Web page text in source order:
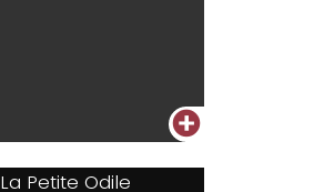
+
La Petite Odile